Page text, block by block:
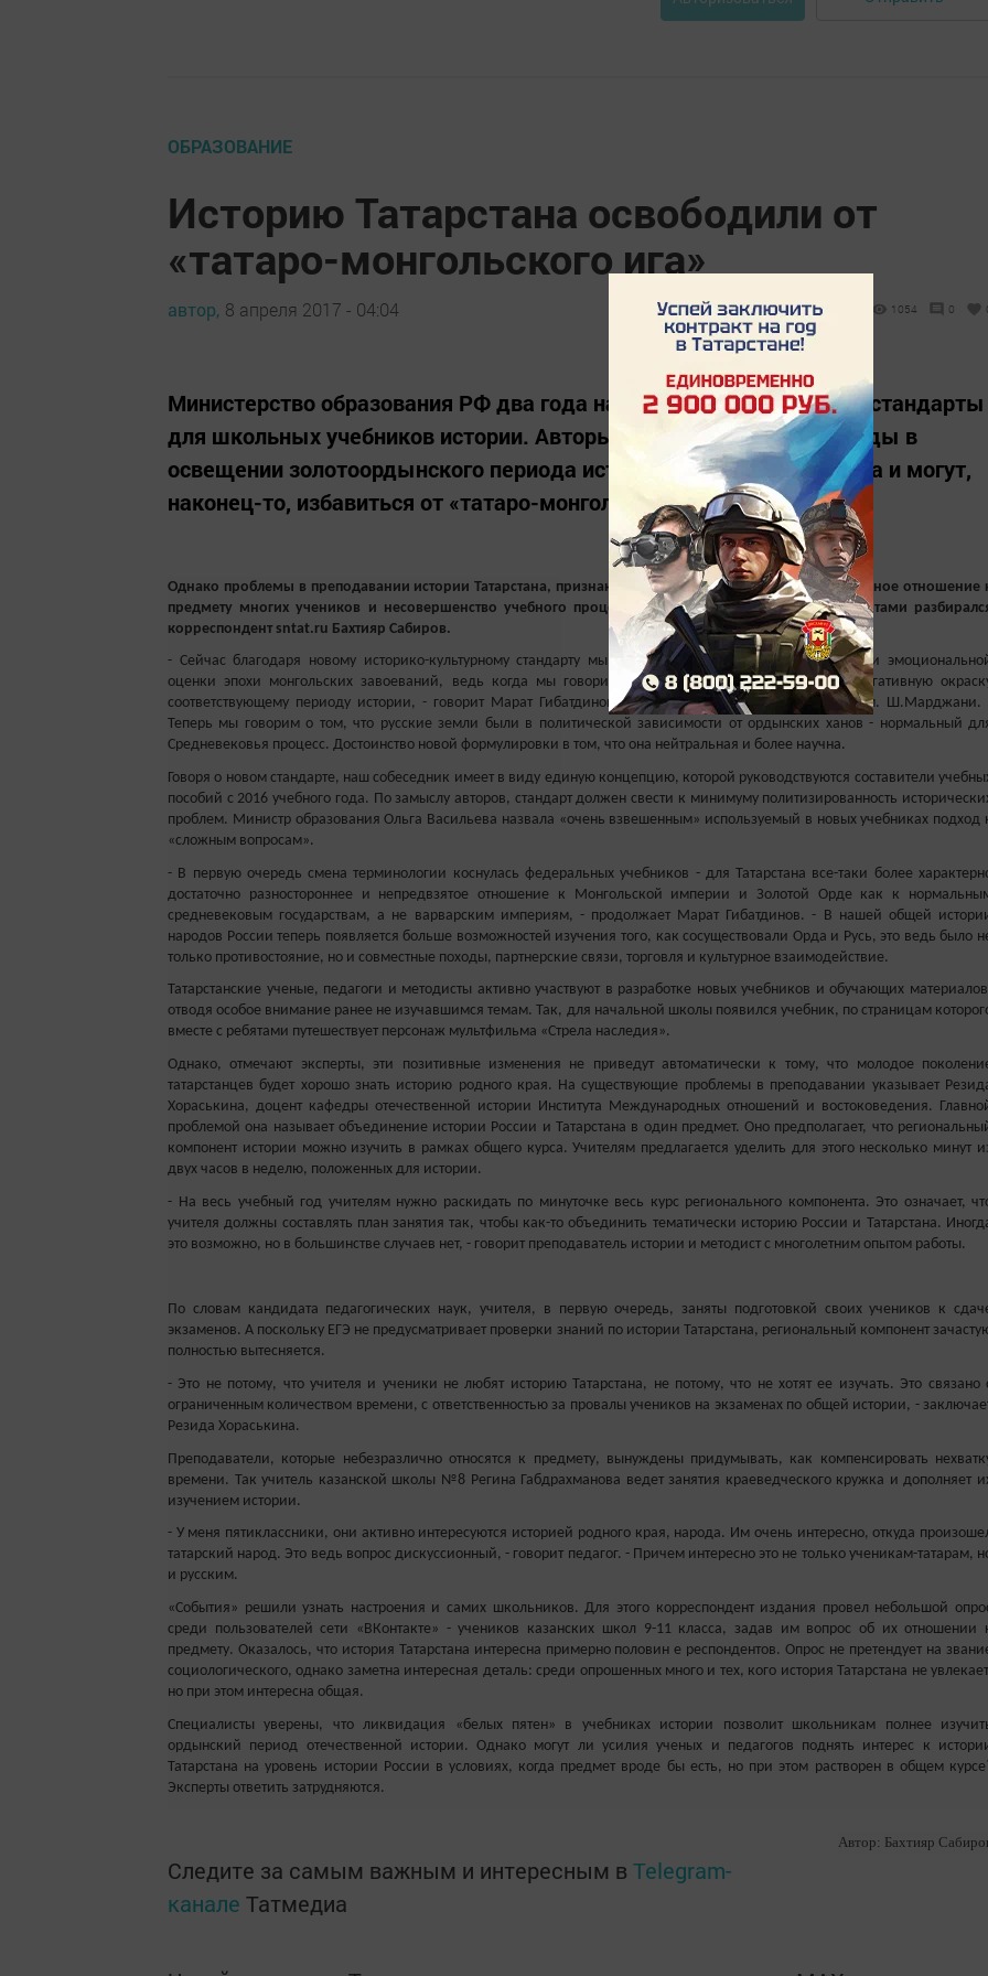
ОБРАЗОВАНИЕ
Историю Татарстана освободили от
«татаро-монгольского ига»
автор, 8 апреля 2017 - 04:04 1054 0
Министерство образования РФ два года назад разработало новые стандарты
для школьных учебников истории. Авторы получили больше свободы в
освещении золотоордынского периода истории России и Татарстана и могут,
наконец-то, избавиться от «татаро-монгольского ига».
Однако проблемы в преподавании истории Татарстана, признают педагоги, остаются: весьма прохладное отношение
предмету многих учеников и несовершенство учебного процесса. В сути вопроса вместе с экспертами
корреспондент sntat.ru Бахтияр Сабиров.
- Сейчас благодаря новому историко-культурному стандарту мы отошли от заведомо тенденциозной и
оценки эпохи монгольских завоеваний, ведь когда мы говорим «иго», мы даем исключительно негативную
соответствующему периоду истории, - говорит Марат Гибатдинов, замдиректора Института истории им. Ш.Марджани.
Теперь мы говорим о том, что русские земли были в политической зависимости от ордынских ханов - нормальный
Средневековья процесс. Достоинство новой формулировки в том, что она нейтральная и более научна.
Говоря о новом стандарте, наш собеседник имеет в виду единую концепцию, которой руководствуются составители
пособий с 2016 учебного года. По замыслу авторов, стандарт должен свести к минимуму политизированность
проблем. Министр образования Ольга Васильева назвала «очень взвешенным» используемый в новых учебниках подход
«сложным вопросам».
- В первую очередь смена терминологии коснулась федеральных учебников - для Татарстана все-таки более
достаточно разностороннее и непредвзятое отношение к Монгольской империи и Золотой Орде как к
средневековым государствам, а не варварским империям, - продолжает Марат Гибатдинов. - В нашей общей
народов России теперь появляется больше возможностей изучения того, как сосуществовали Орда и Русь, это ведь было
только противостояние, но и совместные походы, партнерские связи, торговля и культурное взаимодействие.
Татарстанские ученые, педагоги и методисты активно участвуют в разработке новых учебников и обучающих
отводя особое внимание ранее не изучавшимся темам. Так, для начальной школы появился учебник, по страницам
вместе с ребятами путешествует персонаж мультфильма «Стрела наследия».
Однако, отмечают эксперты, эти позитивные изменения не приведут автоматически к тому, что молодое
татарстанцев будет хорошо знать историю родного края. На существующие проблемы в преподавании указывает
Хораськина, доцент кафедры отечественной истории Института Международных отношений и востоковедения.
проблемой она называет объединение истории России и Татарстана в один предмет. Оно предполагает, что
компонент истории можно изучить в рамках общего курса. Учителям предлагается уделить для этого несколько минут
двух часов в неделю, положенных для истории.
- На весь учебный год учителям нужно раскидать по минуточке весь курс регионального компонента. Это означает,
учителя должны составлять план занятия так, чтобы как-то объединить тематически историю России и Татарстана.
это возможно, но в большинстве случаев нет, - говорит преподаватель истории и методист с многолетним опытом работы.
По словам кандидата педагогических наук, учителя, в первую очередь, заняты подготовкой своих учеников к
экзаменов. А поскольку ЕГЭ не предусматривает проверки знаний по истории Татарстана, региональный компонент
полностью вытесняется.
- Это не потому, что учителя и ученики не любят историю Татарстана, не потому, что не хотят ее изучать. Это связано
ограниченным количеством времени, с ответственностью за провалы учеников на экзаменах по общей истории, -
Резида Хораськина.
Преподаватели, которые небезразлично относятся к предмету, вынуждены придумывать, как компенсировать
времени. Так учитель казанской школы №8 Регина Габдрахманова ведет занятия краеведческого кружка и дополняет
изучением истории.
- У меня пятиклассники, они активно интересуются историей родного края, народа. Им очень интересно, откуда
татарский народ. Это ведь вопрос дискуссионный, - говорит педагог. - Причем интересно это не только ученикам-татарам,
и русским.
«События» решили узнать настроения и самих школьников. Для этого корреспондент издания провел небольшой
среди пользователей сети «ВКонтакте» - учеников казанских школ 9-11 класса, задав им вопрос об их отношении
предмету. Оказалось, что история Татарстана интересна примерно половин е респондентов. Опрос не претендует на
социологического, однако заметна интересная деталь: среди опрошенных много и тех, кого история Татарстана не
но при этом интересна общая.
Специалисты уверены, что ликвидация «белых пятен» в учебниках истории позволит школьникам полнее
ордынский период отечественной истории. Однако могут ли усилия ученых и педагогов поднять интерес к
Татарстана на уровень истории России в условиях, когда предмет вроде бы есть, но при этом растворен в общем
Эксперты ответить затрудняются.
Автор: Бахтияр
Следите за самым важным и интересным в Telegram-
канале Татмедиа